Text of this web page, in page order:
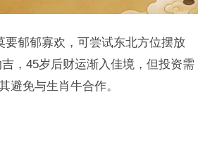
要郁郁寡欢，可尝试东北方位摆放
吉，45岁后财运渐入佳境，但投资需
避免与生肖牛合作。